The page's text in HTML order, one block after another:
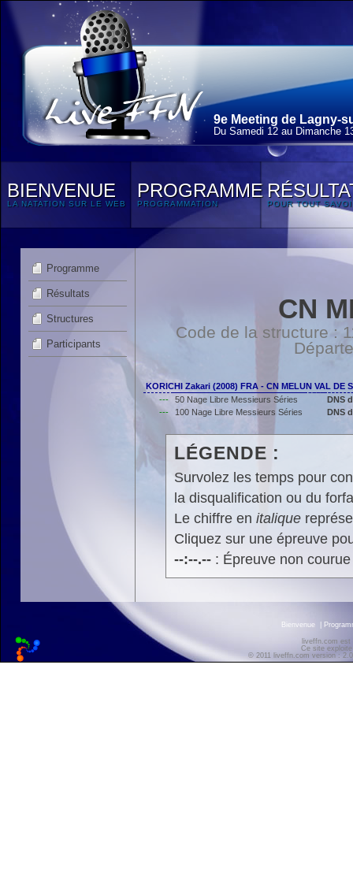
9e Meeting de Lagny-
Du Samedi 12 au Dimanche
BIENVENUE
LA NATATION SUR LE WEB
PROGRAMME
PROGRAMMATION POUR TOUT
Programme
Résultats
Structures
Participants
CN
Code de la structure :
KORICHI Zakari (2008) FRA - CN MELUN VAL DE
---
50 Nage Libre Messieurs Séries
DNS
---
100 Nage Libre Messieurs Séries DNS
LÉGENDE :
Survolez les temps pour
la disqualification ou du
Le chiffre en italique
Cliquez sur une épreuve
--:--.--: Épreuve non
Bienvenue
liveffn.com est
Ce site
© 2011 liveffn.com version :